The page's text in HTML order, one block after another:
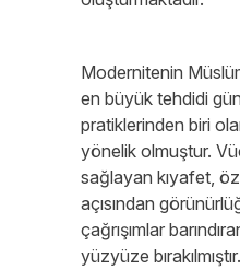
Modernitenin
en büyük tehdidi
pratiklerinden biri
yönelik olmuştur.
sağlayan kıyafet,
açısından
çağrışımlar
yüzyüze